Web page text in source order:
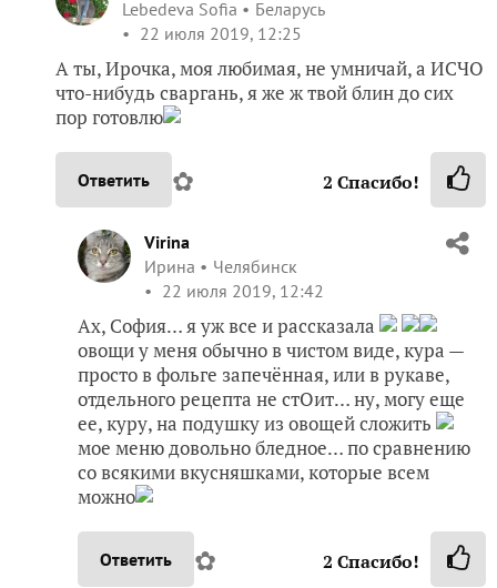
Lebedeva Sofia
Беларусь
22 июля 2019, 12:25
А ты, Ирочка, моя любимая, не умничай, а ИСЧО
что-нибудь сваргань, я же ж твой блин до сих
пор готовлю
Ответить ✿ 2 Спасибо!
Virina
Ирина
Челябинск
22 июля 2019, 12:42
Ах, София… я уж все и рассказала
овощи у меня обычно в чистом виде, кура —
просто в фольге запечённая, или в рукаве,
отдельного рецепта не стОит… ну, могу еще
ее, куру, на подушку из овощей сложить
мое меню довольно бледное… по сравнению
со всякими вкусняшками, которые всем
можно
Ответить ✿ 2 Спасибо!